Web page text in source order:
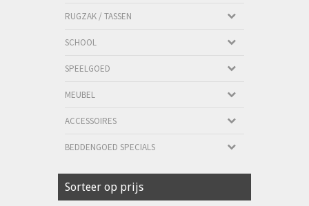
RUGZAK / TASSEN
SCHOOL
SPEELGOED
MEUBEL
ACCESSOIRES
BEDDENGOED SPECIALS
Sorteer op prijs